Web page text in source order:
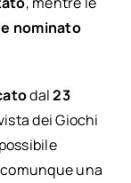
nominato
dal23
dei Giochi
una